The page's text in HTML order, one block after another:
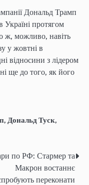
Дональд Трамп
Україні протягом
ж, можливо, навіть
у жовтні в
відносини з лідером
ще до того, як його
, Дональд Туск,
по РФ: Стармер та
Макрон востаннє
переконати